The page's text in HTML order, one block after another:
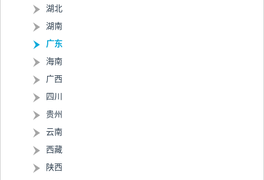
湖北
湖南
广东
海南
广西
四川
贵州
云南
西藏
陕西